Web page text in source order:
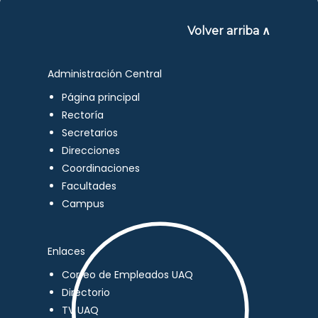
Volver arriba ∧
Administración Central
Página principal
Rectoría
Secretarios
Direcciones
Coordinaciones
Facultades
Campus
Enlaces
Correo de Empleados UAQ
Directorio
TV UAQ